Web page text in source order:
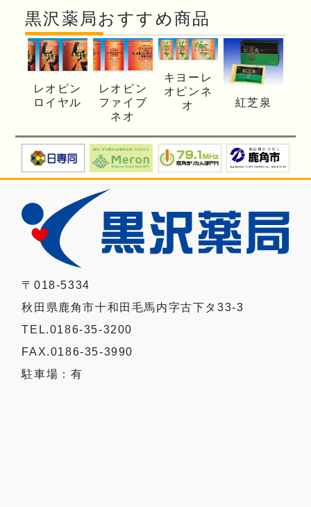
黒沢薬局おすすめ商品
レオピン
ロイヤル
レオピン
ファイブ
ネオ
キヨーレ
オピンネ
オ
紅芝泉
〒018-5334
秋田県鹿角市十和田毛馬内字古下タ33-3
TEL.0186-35-3200
FAX.0186-35-3990
駐車場：有